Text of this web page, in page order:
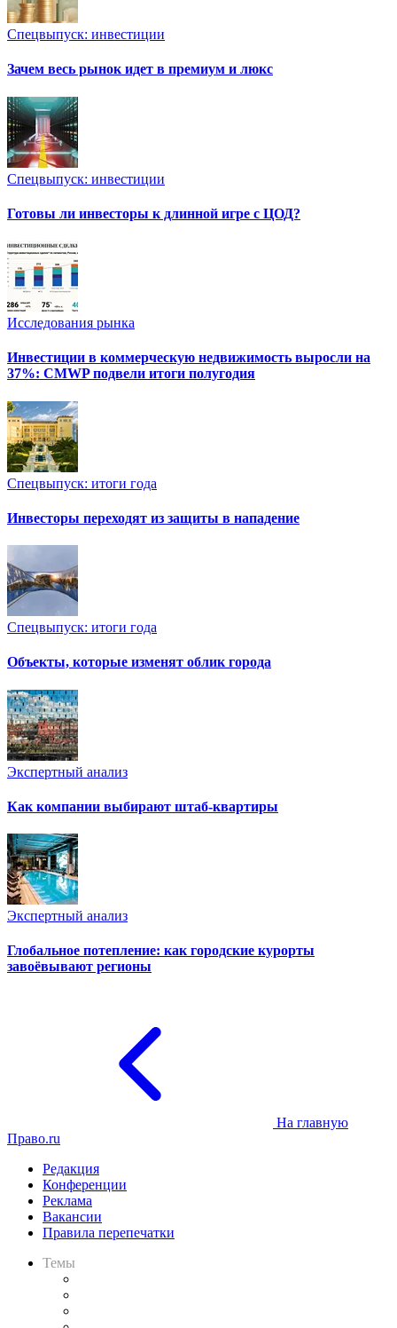
Спецвыпуск: инвестиции
Зачем весь рынок идет в премиум и люкс
Спецвыпуск: инвестиции
Готовы ли инвесторы к длинной игре с ЦОД?
Исследования рынка
Инвестиции в коммерческую недвижимость выросли на
37%: CMWP подвели итоги полугодия
Спецвыпуск: итоги года
Инвесторы переходят из защиты в нападение
Спецвыпуск: итоги года
Объекты, которые изменят облик города
Экспертный анализ
Как компании выбирают штаб-квартиры
Экспертный анализ
Глобальное потепление: как городские курорты
завоёвывают регионы
На главную
Право.ru
Редакция
Конференции
Реклама
Вакансии
Правила перепечатки
Темы